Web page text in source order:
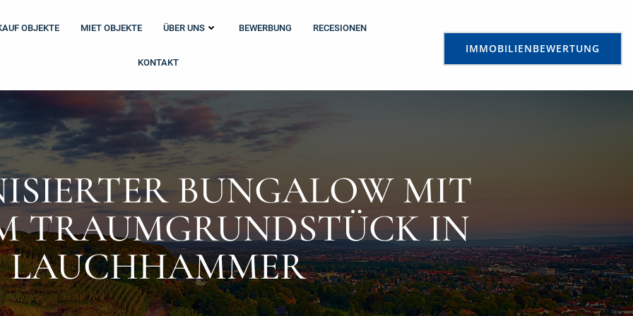
OBJEKTE MIET OBJEKTE ÜBER UNS BEWERBUNG RECESIONEN
KONTAKT
IMMOBILIENBEWERTUNG
BUNGALOW MIT
TRAUMGRUNDSTÜCK IN L
AUCHHAMMER